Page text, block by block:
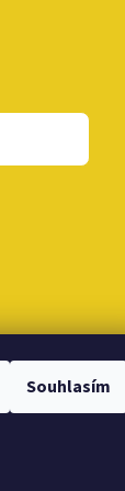
Souhlasím